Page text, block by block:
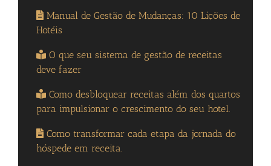
Manual de Gestão de Mudanças: 10 Lições de
Hotéis
O que seu sistema de gestão de receitas
deve fazer
Como desbloquear receitas além dos quartos
para impulsionar o crescimento do seu hotel.
Como transformar cada etapa da jornada do
hóspede em receita.